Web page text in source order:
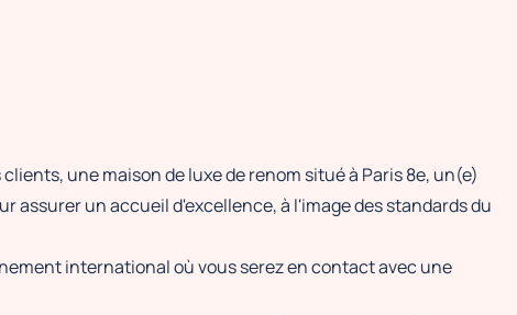
une maison de luxe de renom situé à Paris 8e, un(e)
assurer un accueil d'excellence, à l'image des standards du
international où vous serez en contact avec une